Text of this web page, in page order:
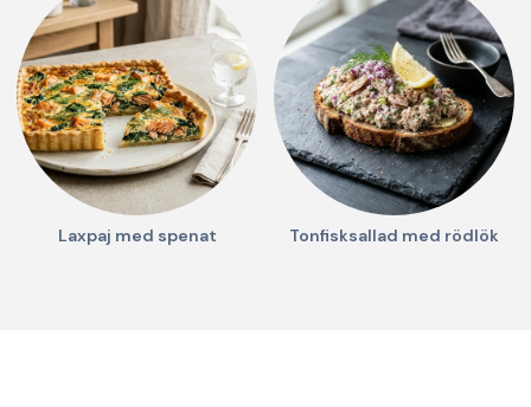
Laxpaj med spenat Tonfisksallad med rödlök